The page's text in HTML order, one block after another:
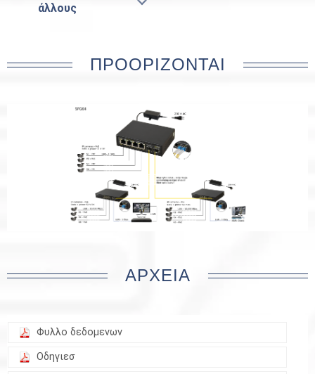
άλλους
ΠΡΟΟΡΊΖΟΝΤΑΙ
ΑΡΧΕΊΑ
Φυλλο δεδομενων
Οδηγιεσ